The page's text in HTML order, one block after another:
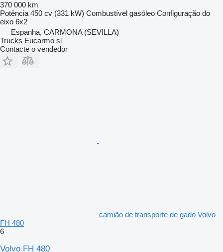
370 000 km
Potência 450 cv (331 kW) Combustível gasóleo Configuração do
eixo 6x2
Espanha, CARMONA (SEVILLA)
Trucks Eucarmo sl
Contacte o vendedor
camião de transporte de gado Volvo
FH 480
6
Volvo FH 480